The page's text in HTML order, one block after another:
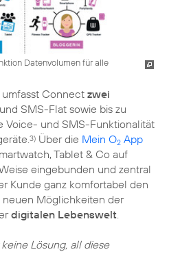
Datenvolumen für alle
umfasst Connect zwei
SMS-Flat sowie bis zu
Voice- und SMS-Funktionalität
3) Über die Mein O2 App
Tablet & Co auf
eingebunden und zentral
Kunde ganz komfortabel den
Möglichkeiten der
digitalen Lebenswelt
Lösung, all diese